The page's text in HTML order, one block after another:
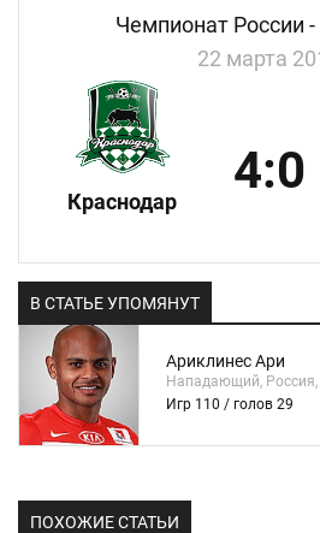
Чемпионат России
22 марта
Краснодар
4:0
В СТАТЬЕ УПОМЯНУТ
Ариклинес Ари
Нападающий, Россия,
Игр 110 / голов 29
ПОХОЖИЕ СТАТЬИ